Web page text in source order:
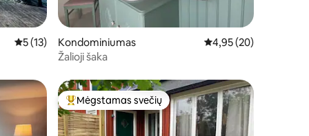
Vidutinis įvertinimas: 5 iš 5, atsiliepimų: 13
5 (13)
Kondominiumas Vidutinis įvertinimas:
4,95 (20)
Žalioji šaka
Svečių mėgstamiausias
Mėgstamas svečių